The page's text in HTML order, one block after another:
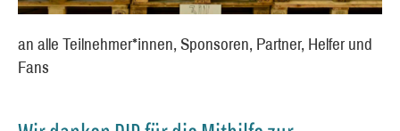
an alle Teilnehmer*innen, Sponsoren, Partner, Helfer und
Fans